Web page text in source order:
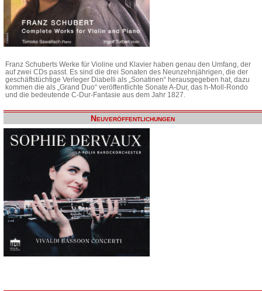
Franz Schuberts Werke für Violine und Klavier haben genau den Umfang, der
auf zwei CDs passt. Es sind die drei Sonaten des Neunzehnjährigen, die der
geschäftstüchtige Verleger Diabelli als „Sonatinen“ herausgegeben hat, dazu
kommen die als „Grand Duo“ veröffentlichte Sonate A-Dur, das h-Moll-Rondo
und die bedeutende C-Dur-Fantasie aus dem Jahr 1827.
Neuveröffentlichungen